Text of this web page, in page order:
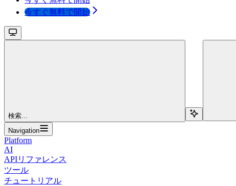
今すぐ無料で開始
検索...
Navigation
Platform
AI
APIリファレンス
ツール
チュートリアル